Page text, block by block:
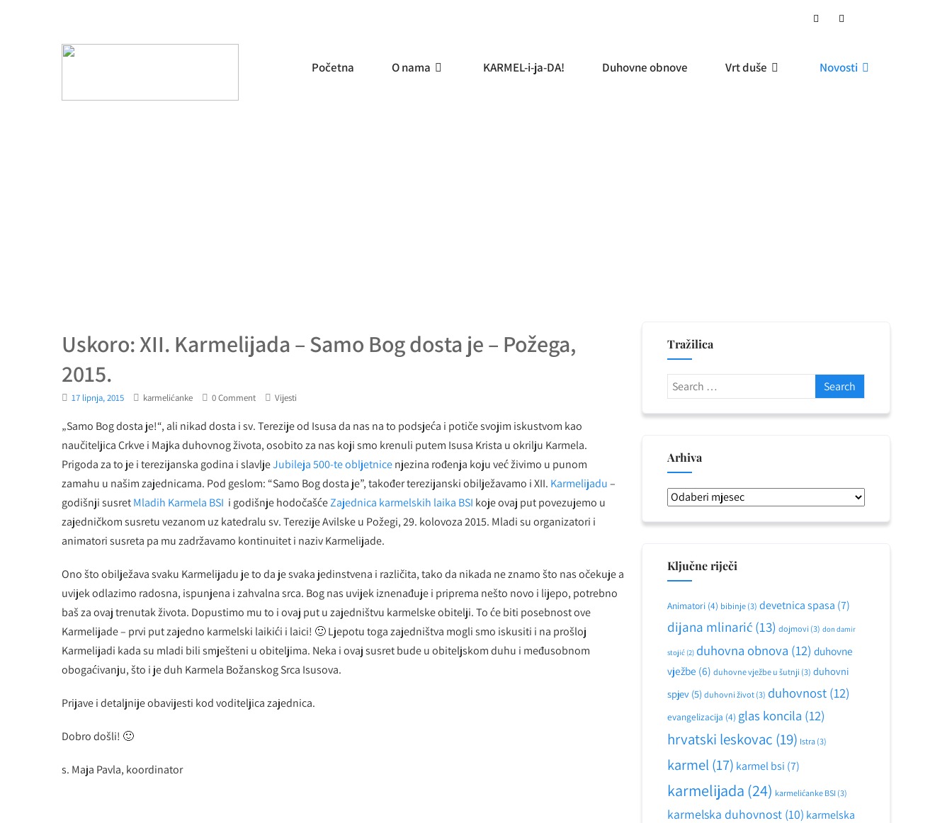
Početna O nama KARMEL-i-ja-DA! Duhovne obnove Vrt duše Novosti
Uskoro: XII. Karmelijada – Samo Bog dosta je – Požega,
2015.
17 lipnja, 2015 karmelićanke 0 Comment Vijesti
„Samo Bog dosta je!“, ali nikad dosta i sv. Terezije od Isusa da nas na to podsjeća i potiče svojim iskustvom kao
naučiteljica Crkve i Majka duhovnog života, osobito za nas koji smo krenuli putem Isusa Krista u okrilju Karmela.
Prigoda za to je i terezijanska godina i slavljeJubileja 500-te obljetnicenjezina rođenja koju već živimo u punom
zamahu u našim zajednicama. Pod geslom: “Samo Bog dosta je”, također terezijanski obilježavamo i XII. Karmelijadu–
godišnji susretMladih Karmela BSI i godišnje hodočašćeZajednica karmelskih laika BSI koje ovaj put povezujemo u
zajedničkom susretu vezanom uz katedralu sv. Terezije Avilske u Požegi, 29. kolovoza 2015. Mladi su organizatori i
animatori susreta pa mu zadržavamo kontinuitet i naziv Karmelijade.
Ono što obilježava svaku Karmelijadu je to da je svaka jedinstvena i različita, tako da nikada ne znamo što nas očekuje a
uvijek odlazimo radosna, ispunjena i zahvalna srca. Bog nas uvijek iznenađuje i priprema nešto novo i lijepo, potrebno
baš za ovaj trenutak života. Dopustimo mu to i ovaj put u zajedništvu karmelske obitelji. To će biti posebnost ove
Karmelijade – prvi put zajedno karmelski laikići i laici! 🙂 Ljepotu toga zajedništva mogli smo iskusiti i na prošloj
Karmelijadi kada su mladi bili smješteni u obiteljima. Neka i ovaj susret bude u obiteljskom duhu i međusobnom
obogaćivanju, što i je duh Karmela Božanskog Srca Isusova.
Prijave i detaljnije obavijesti kod voditeljica zajednica.
Dobro došli! 🙂
s. Maja Pavla, koordinator
Tražilica
Arhiva
Arhiva
Ključne riječi
Animatori (4) bibinje (3) devetnica spasa (7)
dijana mlinarić (13) dojmovi (3) don damir
stojić (2) duhovna obnova (12) duhovne
vježbe (6) duhovne vježbe u šutnji (3) duhovni
spjev (5) duhovni život (3) duhovnost (12)
evangelizacija (4) glas koncila (12)
hrvatski leskovac (19) Istra (3)
karmel(17) karmel bsi (7)
karmelijada (24) karmelićanke BSI (3)
karmelska duhovnost (10) karmelska